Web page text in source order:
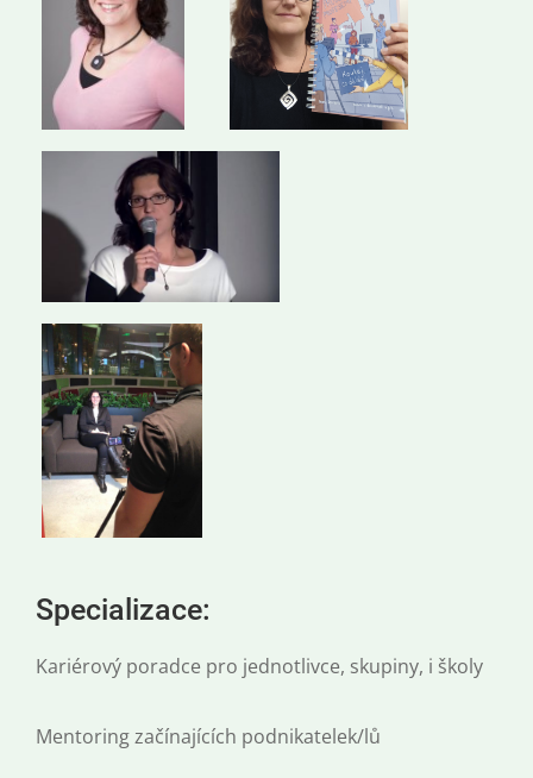
Specializace:
Kariérový poradce pro jednotlivce, skupiny, i školy
Mentoring začínajících podnikatelek/lů